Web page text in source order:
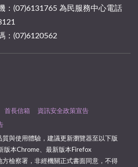
：(07)6131765 為民服務中心電話
：(07)6120562
首長信箱 資訊安全政策宣告
與使用體驗，建議更新瀏覽器至以下版
版本Chrome、最新版本Firefox
檢察署，非經機關正式書面同意，不得